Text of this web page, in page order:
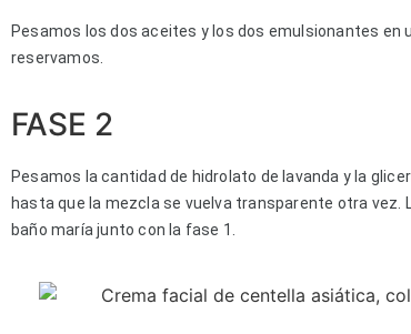
Pesamos los dos aceites y los dos emulsionantes en
reservamos.
FASE 2
Pesamos la cantidad de hidrolato de lavanda y la
hasta que la mezcla se vuelva transparente otra vez.
baño maría junto con la fase 1.